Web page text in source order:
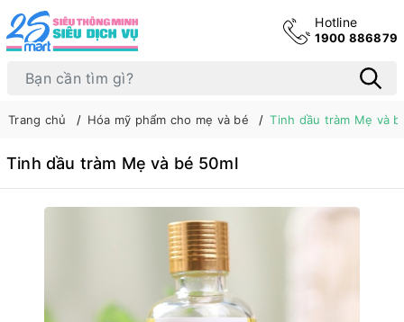
Hotline
1900 886879
Trang chủ Hóa mỹ phẩm cho mẹ và bé Tinh dầu tràm Mẹ và
Tinh dầu tràm Mẹ và bé 50ml